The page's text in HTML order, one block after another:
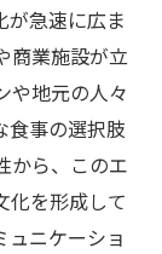
ごし方
バイス
ット
介
が急速に広ま
商業施設が立
や地元の人々
食事の選択肢
から、このエ
化を形成して
ュニケーショ